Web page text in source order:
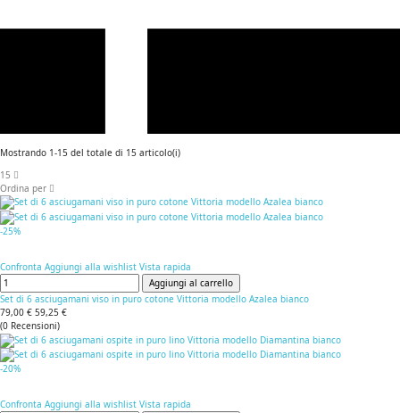
Mostrando 1-15 del totale di 15 articolo(i)
15
Ordina per
-25%
Confronta Aggiungi alla wishlist Vista rapida
Aggiungi al carrello
Set di 6 asciugamani viso in puro cotone Vittoria modello Azalea bianco
79,00 € 59,25 €
(0 Recensioni)
-20%
Confronta Aggiungi alla wishlist Vista rapida